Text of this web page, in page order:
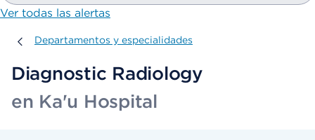
Ver todas las alertas
Departamentos y especialidades
Departamentos y especialidades
Diagnostic Radiology
en Ka'u Hospital